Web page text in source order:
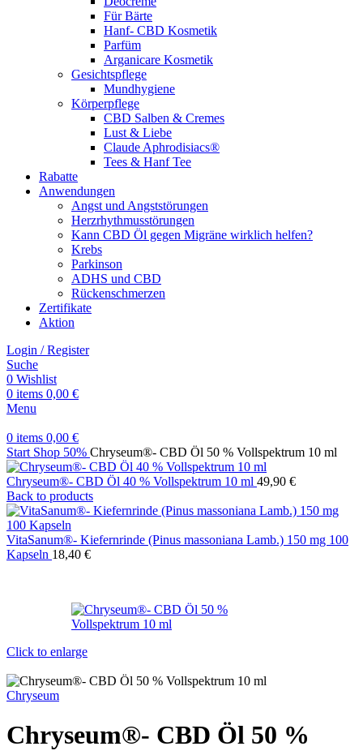
Für Bärte
Hanf- CBD Kosmetik
Parfüm
Arganicare Kosmetik
Gesichtspflege
Mundhygiene
Körperpflege
CBD Salben & Cremes
Lust & Liebe
Claude Aphrodisiacs®
Tees & Hanf Tee
Rabatte
Anwendungen
Angst und Angststörungen
Herzrhythmusstörungen
Kann CBD Öl gegen Migräne wirklich helfen?
Krebs
Parkinson
ADHS und CBD
Rückenschmerzen
Zertifikate
Aktion
Login / Register
Suche
0 Wishlist
0 items 0,00 €
Menu
0 items 0,00 €
Start Shop 50% Chryseum®- CBD Öl 50 % Vollspektrum 10 ml
Chryseum®- CBD Öl 40 % Vollspektrum 10 ml 49,90 €
Back to products
VitaSanum®- Kiefernrinde (Pinus massoniana Lamb.) 150 mg 100
Kapseln 18,40 €
Click to enlarge
Chryseum
Chryseum®- CBD Öl 50 %